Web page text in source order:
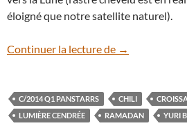
éloigné que notre satellite naturel).
Continuer la lecture de C/2014 Q1
→
C/2014 Q1 PANSTARRS CHILI
LUMIÈRE CENDRÉE
RAMADAN YURI